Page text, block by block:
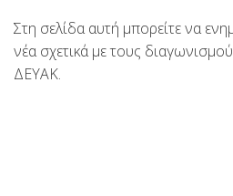
Στη σελίδα αυτή μπορείτε να
νέα σχετικά με τους
ΔΕΥΑΚ.